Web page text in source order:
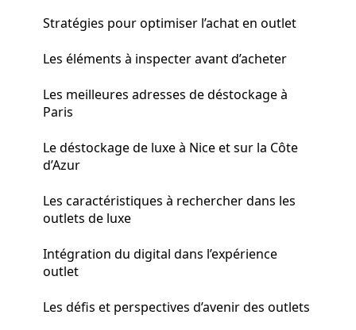
Stratégies pour optimiser l’achat en outlet
Les éléments à inspecter avant d’acheter
Les meilleures adresses de déstockage à
Paris
Le déstockage de luxe à Nice et sur la Côte
d’Azur
Les caractéristiques à rechercher dans les
outlets de luxe
Intégration du digital dans l’expérience
outlet
Les défis et perspectives d’avenir des outlets